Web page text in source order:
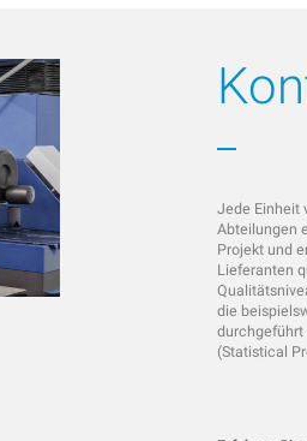
Jede Einheit
Abteilungen
Projekt und
Lieferanten
die
durchgeführt
(Statistical